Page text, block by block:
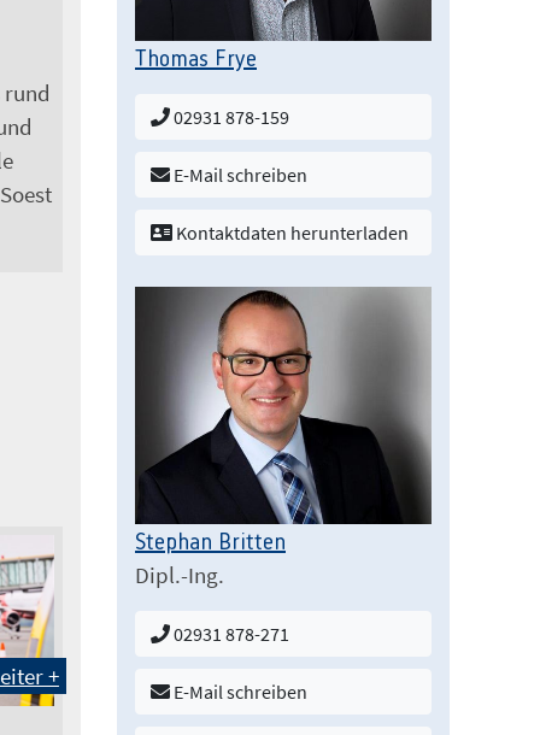
+
Thomas Frye
02931 878-159
E-Mail schreiben
Kontaktdaten herunterladen
Stephan Britten
Dipl.-Ing.
02931 878-271
E-Mail schreiben